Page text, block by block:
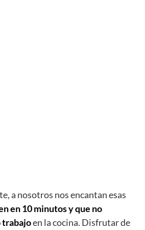
a nosotros nos encantan esas
en 10 minutos y que no
trabajoen la cocina. Disfrutar de